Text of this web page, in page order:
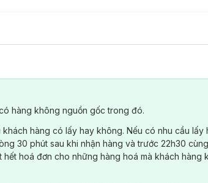
hàng không nguồn gốc trong đó.
khách hàng có lấy hay không. Nếu có nhu cầu lấy
30 phút sau khi nhận hàng và trước 22h30
hoá đơn cho những hàng hoá mà khách hàng